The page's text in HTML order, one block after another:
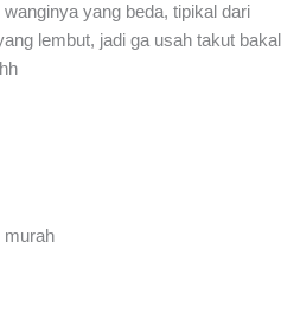
yang beda, tipikal dari
lembut, jadi ga usah takut bakal